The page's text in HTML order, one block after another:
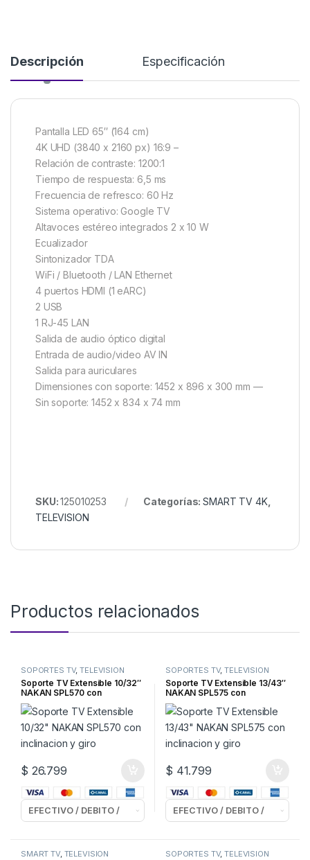
Descripción Especificación
Pantalla LED 65″ (164 cm)
4K UHD (3840 x 2160 px) 16:9 –
Relación de contraste: 1200:1
Tiempo de respuesta: 6,5 ms
Frecuencia de refresco: 60 Hz
Sistema operativo: Google TV
Altavoces estéreo integrados 2 x 10 W
Ecualizador
Sintonizador TDA
WiFi / Bluetooth / LAN Ethernet
4 puertos HDMI (1 eARC)
2 USB
1 RJ-45 LAN
Salida de audio óptico digital
Entrada de audio/video AV IN
Salida para auriculares
Dimensiones con soporte: 1452 x 896 x 300 mm —
Sin soporte: 1452 x 834 x 74 mm
SKU:125010253 Categorías:SMART TV 4K,
TELEVISION
Productos relacionados
SOPORTES TV,TELEVISION
Soporte TV Extensible 10/32″
NAKAN SPL570 con
inclinacion y giro
$ 26.799
SOPORTES TV,TELEVISION
Soporte TV Extensible 13/43″
NAKAN SPL575 con
inclinacion y giro
$ 41.799
SMART TV, TELEVISION SOPORTES TV,TELEVISION